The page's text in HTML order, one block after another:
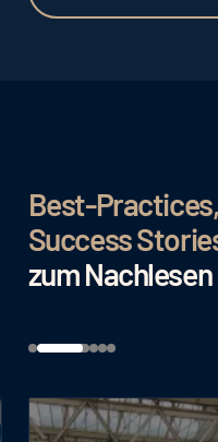
Best-
Success
zum Nachlesen